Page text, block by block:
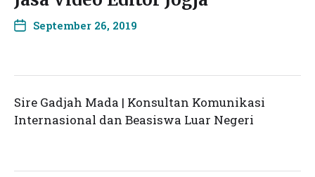
September 26, 2019
Sire Gadjah Mada | Konsultan Komunikasi
Internasional dan Beasiswa Luar Negeri